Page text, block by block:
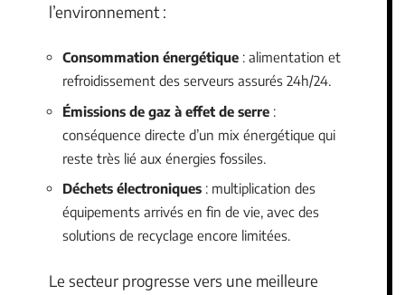
l’environnement :
Consommation énergétique : alimentation et
refroidissement des serveurs assurés 24h/24.
Émissions de gaz à effet de serre :
conséquence directe d’un mix énergétique qui
reste très lié aux énergies fossiles.
Déchets électroniques : multiplication des
équipements arrivés en fin de vie, avec des
solutions de recyclage encore limitées.
Le secteur progresse vers une meilleure